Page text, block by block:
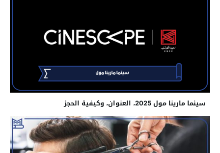
سينما مارينا مول 2025، العنوان، وكيفية الحجز